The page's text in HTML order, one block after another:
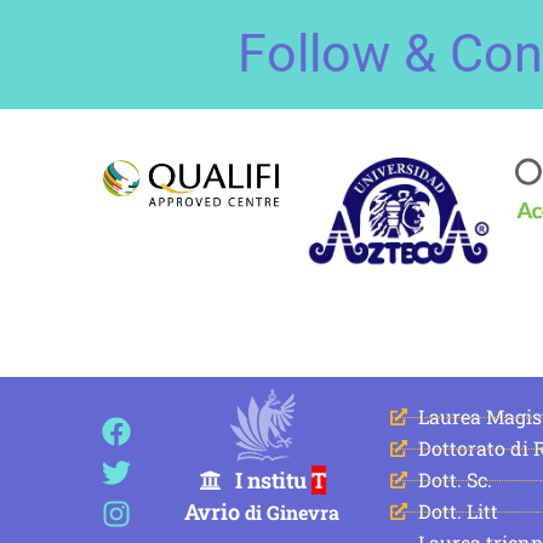
Follow &
F
a
c
e
b
T
w
i
t
t
I
n
s
t
a
W
h
a
t
s
F
a
c
e
b
T
e
l
e
g
V
i
b
e
r
S
m
s I nstituT
Avriodi Ginevra
Laurea
Dottorato di
Dott. Sc.
Dott. Litt